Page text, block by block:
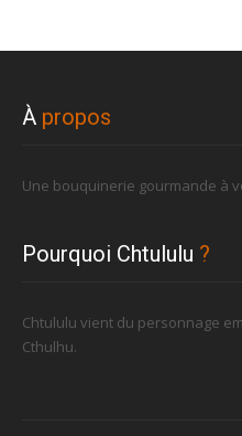
À propos
Une bouquinerie gourmande à
Pourquoi Chtululu ?
Chtululu vient du personnage
Cthulhu.